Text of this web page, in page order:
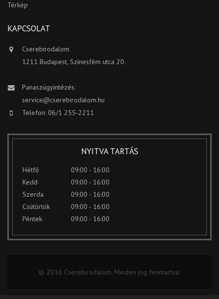
Térkép
KAPCSOLAT
Cserebirodalom
1211 Budapest, Színesfém utca 20.
Panaszügyintézés:
service@cserebirodalom.hu
Telefon: 06/1 255-2211
NYITVA TARTÁS
Hétfő
09:00 - 16:00
Kedd
09:00 - 16:00
Szerda
09:00 - 16:00
Csütörtök
09:00 - 16:00
Péntek
09:00 - 16:00
© 2016 Cserebirodalom. Minden jog fenntartva.